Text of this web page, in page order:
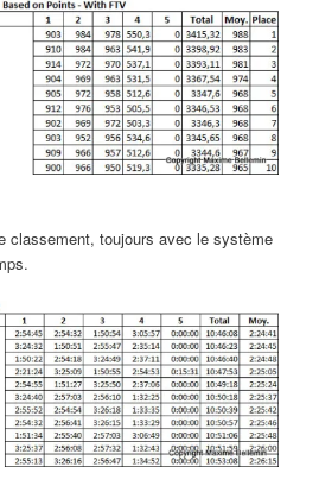
classement, toujours avec le système